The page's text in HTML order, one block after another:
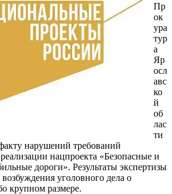
Пр
ок
ура
тур
а
Яр
осл
авс
ко
й
об
лас
ти
нарушений требований
нацпроекта «Безопасные и
дороги». Результаты экспертизы
уголовного дела о
крупном размере.